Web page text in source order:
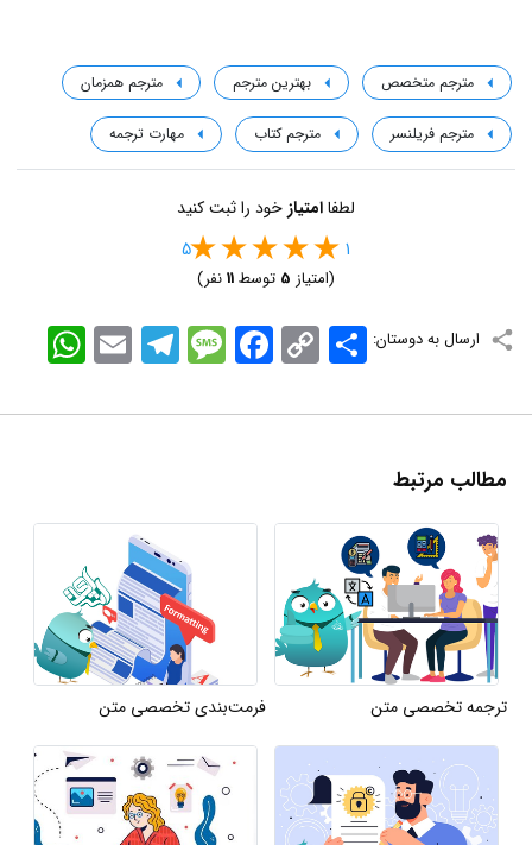
مترجم متخصص بهترین مترجم مترجم همزمان
مترجم فریلنسر مترجم کتاب مهارت ترجمه
لطفاامتیاز خود را ثبت کنید
1
5
(امتیاز 5 توسط11نفر)
ارسال به دوستان: WhatsApp EmailTelegramMessageFacebook Copy
Link
اشتراک
مطالب مرتبط
ترجمه تخصصی متن فرمت‌بندی تخصصی متن